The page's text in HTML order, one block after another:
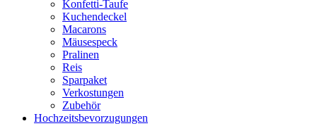
Konfetti-Taufe
Kuchendeckel
Macarons
Mäusespeck
Pralinen
Reis
Sparpaket
Verkostungen
Zubehör
Hochzeitsbevorzugungen